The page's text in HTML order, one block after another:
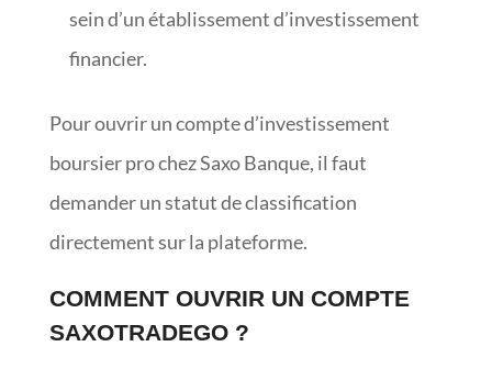
sein d’un établissement d’investissement
financier.
Pour ouvrir un compte d’investissement
boursier pro chez Saxo Banque, il faut
demander un statut de classification
directement sur la plateforme.
COMMENT OUVRIR UN COMPTE
SAXOTRADEGO ?